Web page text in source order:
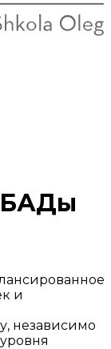
БАДы
и
независимо